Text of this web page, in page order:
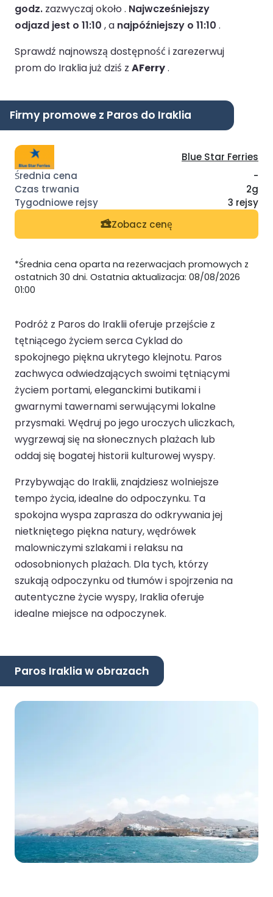
godz. zazwyczaj około . Najwcześniejszy
odjazd jest o 11:10 , a najpóźniejszy o 11:10 .
Sprawdź najnowszą dostępność i zarezerwuj
prom do Iraklia już dziś z AFerry.
Firmy promowe z Paros do Iraklia
Blue Star Ferries
-
2g
3 rejsy
Zobacz cenę
*Średnia cena oparta na rezerwacjach promowych z
ostatnich 30 dni. Ostatnia aktualizacja: 08/08/2026
01:00
Podróż z Paros do Iraklii oferuje przejście z
tętniącego życiem serca Cyklad do
spokojnego piękna ukrytego klejnotu. Paros
zachwyca odwiedzających swoimi tętniącymi
życiem portami, eleganckimi butikami i
gwarnymi tawernami serwującymi lokalne
przysmaki. Wędruj po jego uroczych uliczkach,
wygrzewaj się na słonecznych plażach lub
oddaj się bogatej historii kulturowej wyspy.
Przybywając do Iraklii, znajdziesz wolniejsze
tempo życia, idealne do odpoczynku. Ta
spokojna wyspa zaprasza do odkrywania jej
nietkniętego piękna natury, wędrówek
malowniczymi szlakami i relaksu na
odosobnionych plażach. Dla tych, którzy
szukają odpoczynku od tłumów i spojrzenia na
autentyczne życie wyspy, Iraklia oferuje
idealne miejsce na odpoczynek.
Paros Iraklia w obrazach